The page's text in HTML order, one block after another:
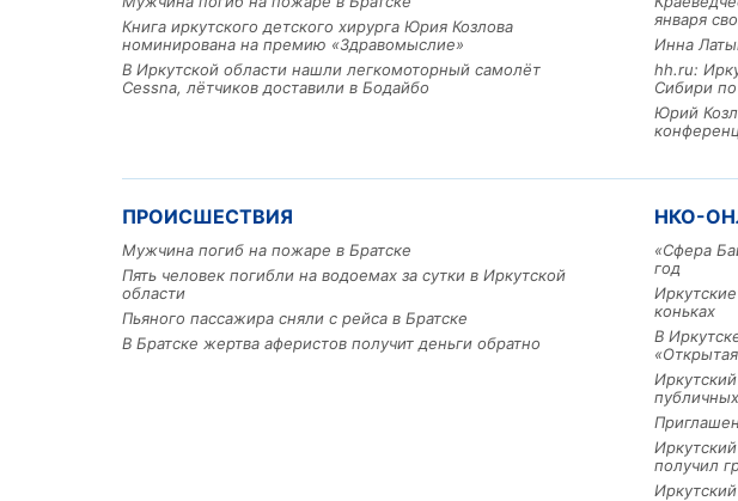
Книга иркутского детского хирурга Юрия Козлова
номинирована на премию «Здравомыслие»
В Иркутской области нашли легкомоторный самолёт
Cessna, лётчиков доставили в Бодайбо
января
Инна
hh.ru:
Сибири по
Юрий
ПРОИСШЕСТВИЯ
Мужчина погиб на пожаре в Братске
Пять человек погибли на водоемах за сутки в Иркутской
области
Пьяного пассажира сняли с рейса в Братске
В Братске жертва аферистов получит деньги обратно
НКО-
«Сфера
год
коньках
В
получил